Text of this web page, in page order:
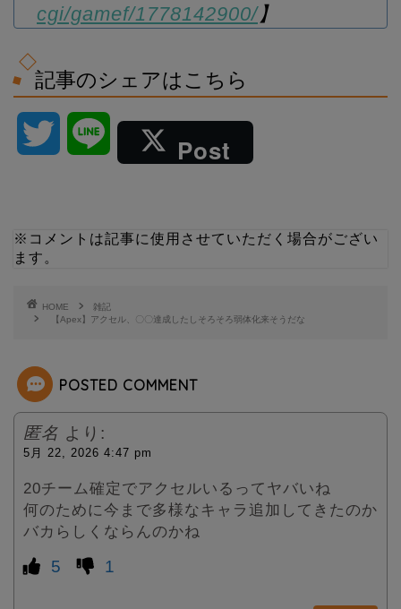
cgi/gamef/1778142900/】
記事のシェアはこちら
t
r
Post
※コメントは記事に使用させていただく場合がござい
ます。
HOME
雑記
【Apex】アクセル、〇〇達成したしそろそろ弱体化来そうだな
POSTED COMMENT
匿名 より:
5月 22, 2026 4:47 pm
20チーム確定でアクセルいるってヤバいね
何のために今まで多様なキャラ追加してきたのか
バカらしくならんのかね
5 1